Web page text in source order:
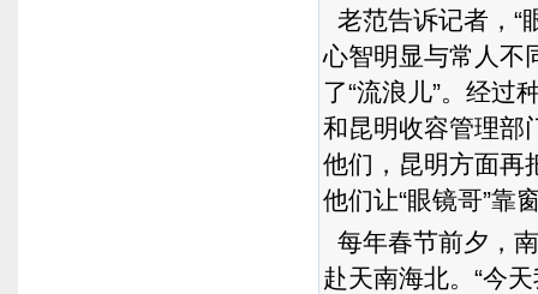
老范告诉记者，“
心智明显与常人不
了“流浪儿”。经过
和昆明收容管理部
他们，昆明方面再
他们让“眼镜哥”靠
每年春节前夕，
赴天南海北。“今